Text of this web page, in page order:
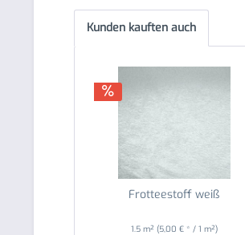
Kunden kauften auch
Frotteestoff weiß
1.5 m² (5,00 € * / 1 m²)